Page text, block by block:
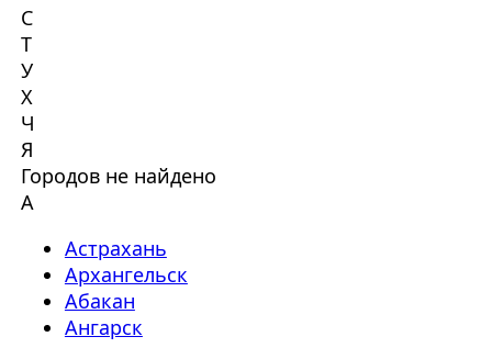
С
Т
У
Х
Ч
Я
Городов не найдено
А
Астрахань
Архангельск
Абакан
Ангарск